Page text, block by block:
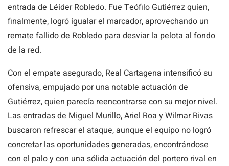
entrada de Léider Robledo. Fue Teófilo Gutiérrez quien,
finalmente, logró igualar el marcador, aprovechando un
remate fallido de Robledo para desviar la pelota al fondo
de la red.
Con el empate asegurado, Real Cartagena intensificó su
ofensiva, empujado por una notable actuación de
Gutiérrez, quien parecía reencontrarse con su mejor nivel.
Las entradas de Miguel Murillo, Ariel Roa y Wilmar Rivas
buscaron refrescar el ataque, aunque el equipo no logró
concretar las oportunidades generadas, encontrándose
con el palo y con una sólida actuación del portero rival en